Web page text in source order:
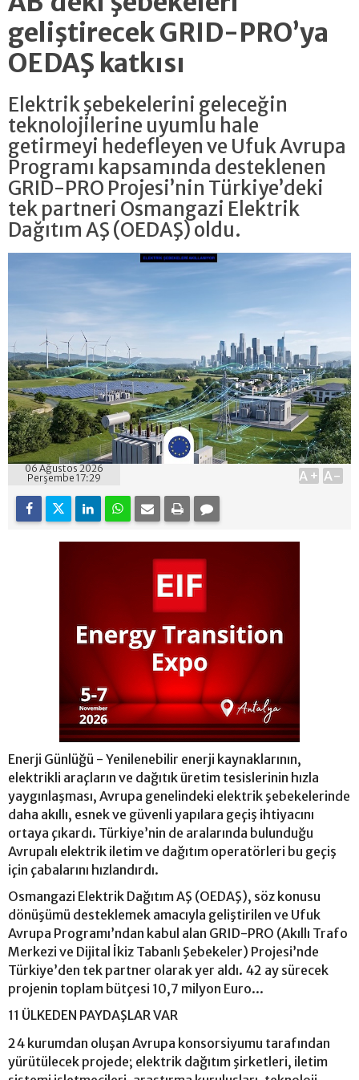
geliştirecek GRID-PRO’ya
OEDAŞ katkısı
Elektrik şebekelerini geleceğin
teknolojilerine uyumlu hale
getirmeyi hedefleyen ve Ufuk Avrupa
Programı kapsamında desteklenen
GRID-PRO Projesi’nin Türkiye’deki
tek partneri Osmangazi Elektrik
Dağıtım AŞ (OEDAŞ) oldu.
06 Ağustos 2026
Perşembe 17:29
A+ A-
Enerji Günlüğü - Yenilenebilir enerji kaynaklarının,
elektrikli araçların ve dağıtık üretim tesislerinin hızla
yaygınlaşması, Avrupa genelindeki elektrik şebekelerinde
daha akıllı, esnek ve güvenli yapılara geçiş ihtiyacını
ortaya çıkardı. Türkiye’nin de aralarında bulunduğu
Avrupalı elektrik iletim ve dağıtım operatörleri bu geçiş
için çabalarını hızlandırdı.
Osmangazi Elektrik Dağıtım AŞ (OEDAŞ), söz konusu
dönüşümü desteklemek amacıyla geliştirilen ve Ufuk
Avrupa Programı’ndan kabul alan GRID-PRO (Akıllı Trafo
Merkezi ve Dijital İkiz Tabanlı Şebekeler) Projesi’nde
Türkiye’den tek partner olarak yer aldı. 42 ay sürecek
projenin toplam bütçesi 10,7 milyon Euro...
11 ÜLKEDEN PAYDAŞLAR VAR
24 kurumdan oluşan Avrupa konsorsiyumu tarafından
yürütülecek projede; elektrik dağıtım şirketleri, iletim